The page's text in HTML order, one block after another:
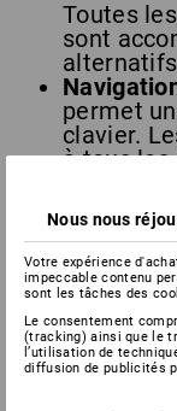
Toutes
sont
permet
clavier.
à tous
les
en
activant
Logiciel
site web
de Web
permet
Nous nous
Votre expérience
impeccable contenu
sont les tâches des
Le consentement
(tracking) ainsi que le
l’utilisation de
diffusion de publicités